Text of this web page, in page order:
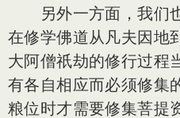
另外一方面，我们也
在修学佛道从凡夫因地
大阿僧祇劫的修行过程
有各自相应而必须修集
粮位时才需要修集菩提